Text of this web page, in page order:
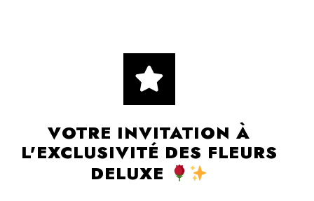
VOTRE INVITATION À
L'EXCLUSIVITÉ DES FLEURS
DELUXE